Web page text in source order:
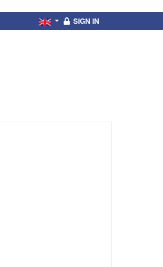
SIGN IN